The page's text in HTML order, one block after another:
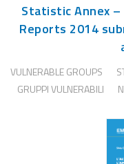
Statistic Annex
Reports 2014
VULNERABLE GROUPS
GRUPPI VULNERABILI